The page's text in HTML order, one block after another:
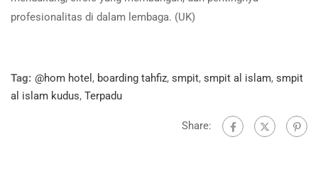
profesionalitas di dalam lembaga. (UK)
Tag: @hom hotel , boarding tahfiz, smpit, smpit al islam, smpit
al islam kudus, Terpadu
Share: